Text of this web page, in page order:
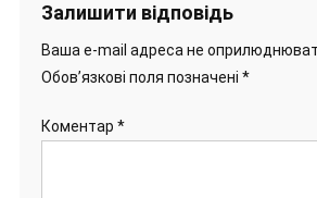
Залишити відповідь
Ваша e-mail адреса не
Обов’язкові поля позначені *
Коментар *